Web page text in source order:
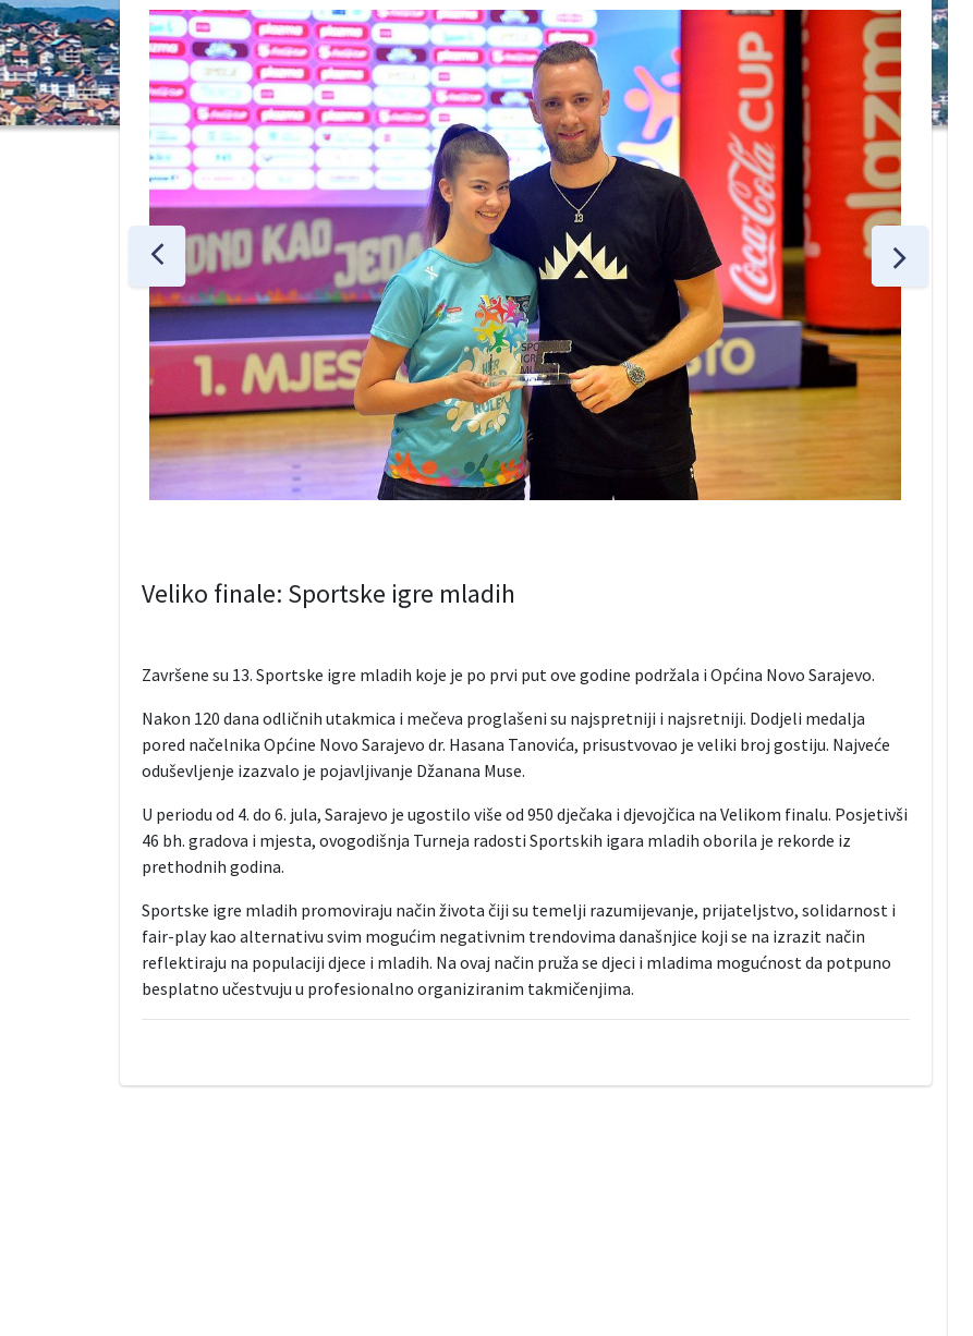
Veliko finale: Sportske igre mladih
Završene su 13. Sportske igre mladih koje je po prvi put ove godine podržala i Općina Novo Sarajevo.
Nakon 120 dana odličnih utakmica i mečeva proglašeni su najspretniji i najsretniji. Dodjeli medalja
pored načelnika Općine Novo Sarajevo dr. Hasana Tanovića, prisustvovao je veliki broj gostiju. Najveće
oduševljenje izazvalo je pojavljivanje Džanana Muse.
U periodu od 4. do 6. jula, Sarajevo je ugostilo više od 950 dječaka i djevojčica na Velikom finalu. Posjetivši
46 bh. gradova i mjesta, ovogodišnja Turneja radosti Sportskih igara mladih oborila je rekorde iz
prethodnih godina.
Sportske igre mladih promoviraju način života čiji su temelji razumijevanje, prijateljstvo, solidarnost i
fair-play kao alternativu svim mogućim negativnim trendovima današnjice koji se na izrazit način
reflektiraju na populaciji djece i mladih. Na ovaj način pruža se djeci i mladima mogućnost da potpuno
besplatno učestvuju u profesionalno organiziranim takmičenjima.